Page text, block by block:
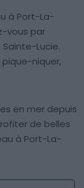
à Port-La-
vous par
Lucie.
niquer,
en mer depuis
de belles
à Port-La-